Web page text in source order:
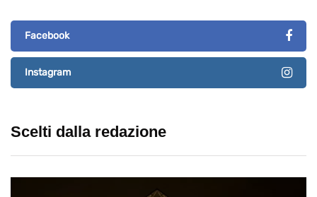
Facebook
Instagram
Scelti dalla redazione